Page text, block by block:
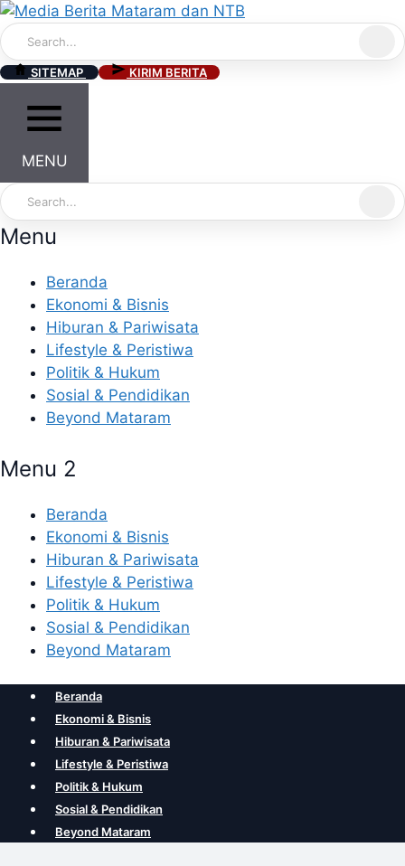
Skip
to
content
SITEMAP KIRIM BERITA
MENU
Menu
Beranda
Ekonomi & Bisnis
Hiburan & Pariwisata
Lifestyle & Peristiwa
Politik & Hukum
Sosial & Pendidikan
Beyond Mataram
Menu 2
Beranda
Ekonomi & Bisnis
Hiburan & Pariwisata
Lifestyle & Peristiwa
Politik & Hukum
Sosial & Pendidikan
Beyond Mataram
Beranda
Ekonomi & Bisnis
Hiburan & Pariwisata
Lifestyle & Peristiwa
Politik & Hukum
Sosial & Pendidikan
Beyond Mataram